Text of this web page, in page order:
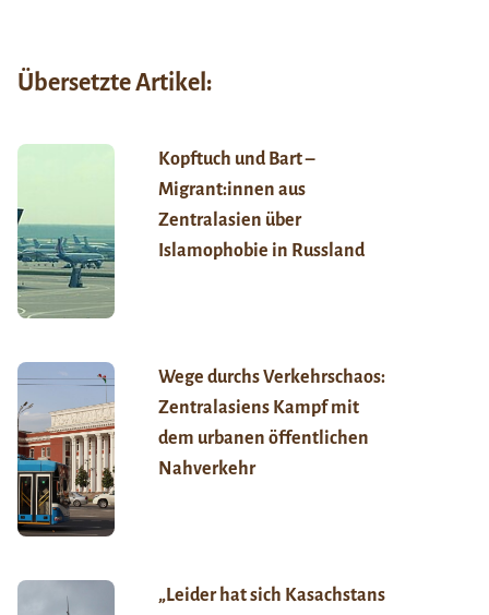
Übersetzte Artikel:
Kopftuch und Bart –
Migrant:innen aus
Zentralasien über
Islamophobie in Russland
Wege durchs Verkehrschaos:
Zentralasiens Kampf mit
dem urbanen öffentlichen
Nahverkehr
„Leider hat sich Kasachstans